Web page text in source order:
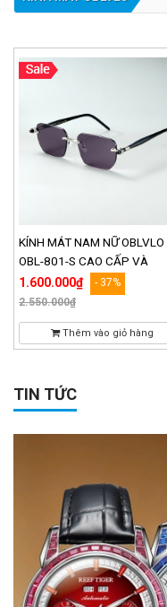
KÍNH MÁT NAM NỮ OBLVLO
OBL-801-S CAO CẤP VÀ
PHONG CÁCH
1.600.000₫
- 37%
2.550.000₫
Thêm vào giỏ hàng
TIN TỨC